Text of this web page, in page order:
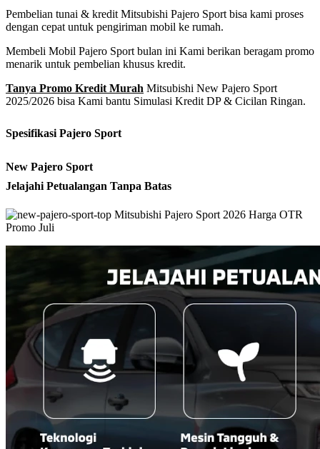
Pembelian tunai & kredit Mitsubishi Pajero Sport bisa kami proses
dengan cepat untuk pengiriman mobil ke rumah.
Membeli Mobil Pajero Sport bulan ini Kami berikan beragam promo
menarik untuk pembelian khusus kredit.
Tanya Promo Kredit Murah Mitsubishi New Pajero Sport
2025/2026 bisa Kami bantu Simulasi Kredit DP & Cicilan Ringan.
Spesifikasi Pajero Sport
New Pajero Sport
Jelajahi Petualangan Tanpa Batas